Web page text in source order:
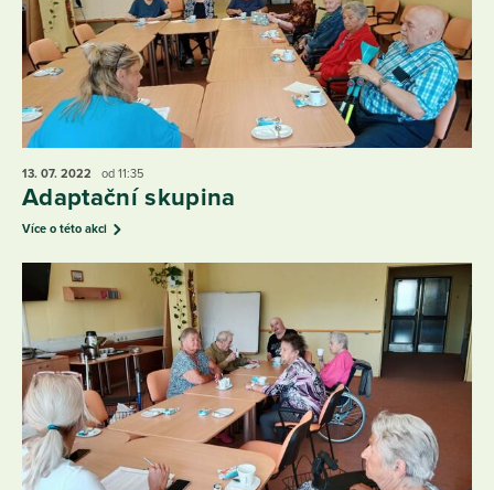
13. 07. 2022 od 11:35
Adaptační skupina
Více o této akci